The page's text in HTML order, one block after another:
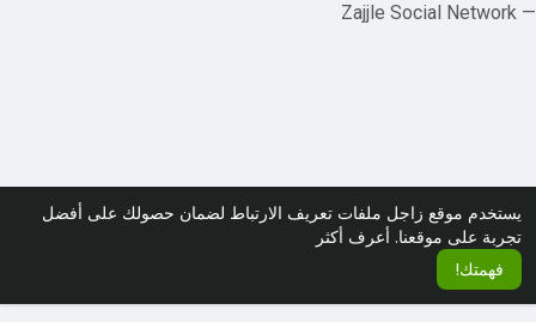
يستخدم موقع زاجل ملفات تعريف الارتباط لضمان حصولك على أفضل
تجربة على موقعنا. أعرف أكثر
فهمتك!
— Zajjle Social Network